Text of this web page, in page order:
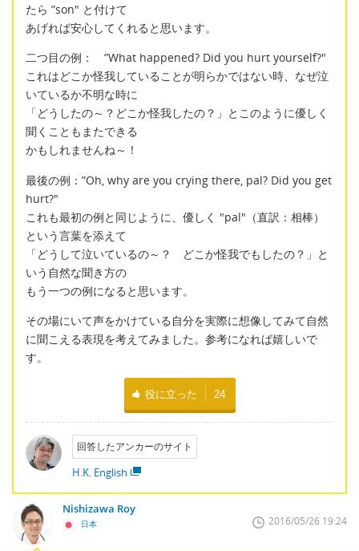
たら ”son" と付けて
あげれば安心してくれると思います。
二つ目の例： ”What happened? Did you hurt yourself?"
これはどこか怪我していることが明らかではない時、なぜ泣
いているか不明な時に
「どうしたの～？どこか怪我したの？」とこのように優しく
聞くこともまたできる
かもしれませんね～！
最後の例：”Oh, why are you crying there, pal? Did you get
hurt?"
これも最初の例と同じように、優しく "pal"（直訳：相棒）
という言葉を添えて
「どうして泣いているの～？ どこか怪我でもしたの？」と
いう自然な聞き方の
もう一つの例になると思います。
その場にいて声をかけている自分を実際に想像してみて自然
に聞こえる表現を考えてみました。参考になれば嬉しいで
す。
役に立った 24
回答したアンカーのサイト
H.K. English
Nishizawa Roy
日本 2016/05/26 19:24